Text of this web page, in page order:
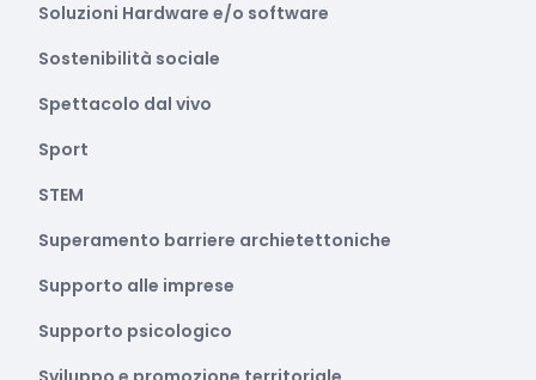
Soluzioni Hardware e/o software
Sostenibilità sociale
Spettacolo dal vivo
Sport
STEM
Superamento barriere archietettoniche
Supporto alle imprese
Supporto psicologico